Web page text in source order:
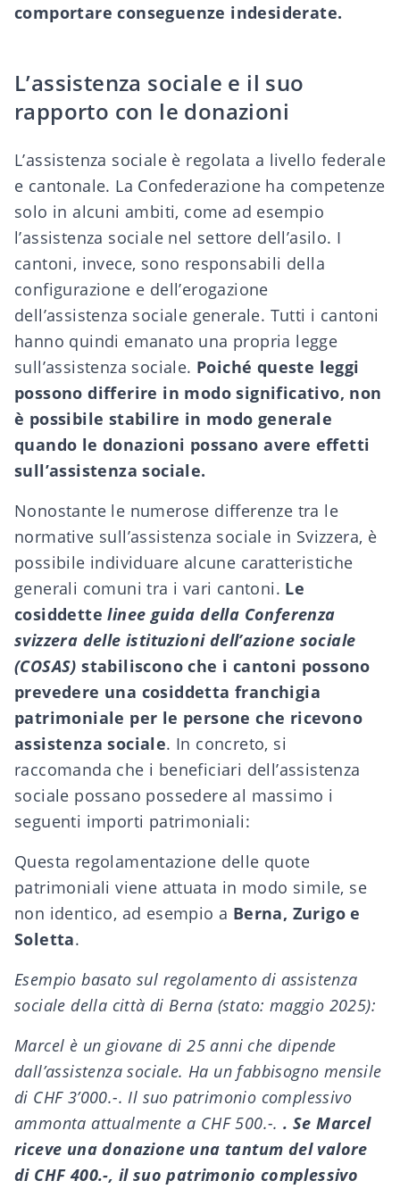
comportare conseguenze indesiderate.
L’assistenza sociale e il suo
rapporto con le donazioni
L’assistenza sociale è regolata a livello federale
e cantonale. La Confederazione ha competenze
solo in alcuni ambiti, come ad esempio
l’assistenza sociale nel settore dell’asilo. I
cantoni, invece, sono responsabili della
configurazione e dell’erogazione
dell’assistenza sociale generale. Tutti i cantoni
hanno quindi emanato una propria legge
sull’assistenza sociale. Poiché queste leggi
possono differire in modo significativo, non
è possibile stabilire in modo generale
quando le donazioni possano avere effetti
sull’assistenza sociale.
Nonostante le numerose differenze tra le
normative sull’assistenza sociale in Svizzera, è
possibile individuare alcune caratteristiche
generali comuni tra i vari cantoni. Le
cosiddette linee guida della Conferenza
svizzera delle istituzioni dell’azione sociale
(COSAS) stabiliscono che i cantoni possono
prevedere una cosiddetta franchigia
patrimoniale per le persone che ricevono
assistenza sociale. In concreto, si
raccomanda che i beneficiari dell’assistenza
sociale possano possedere al massimo i
seguenti importi patrimoniali:
Questa regolamentazione delle quote
patrimoniali viene attuata in modo simile, se
non identico, ad esempio a Berna, Zurigo e
Soletta.
Esempio basato sul regolamento di assistenza
sociale della città di Berna (stato: maggio 2025):
Marcel è un giovane di 25 anni che dipende
dall’assistenza sociale. Ha un fabbisogno mensile
di CHF 3’000.-. Il suo patrimonio complessivo
ammonta attualmente a CHF 500.-.. Se Marcel
riceve una donazione una tantum del valore
di CHF 400.-, il suo patrimonio complessivo